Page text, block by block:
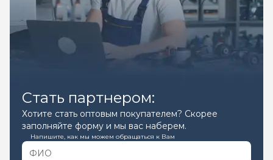
Стать партнером:
Хотите стать оптовым покупателем? Скорее
заполняйте форму и мы вас наберем.
Напишите, как мы можем обращаться к Вам